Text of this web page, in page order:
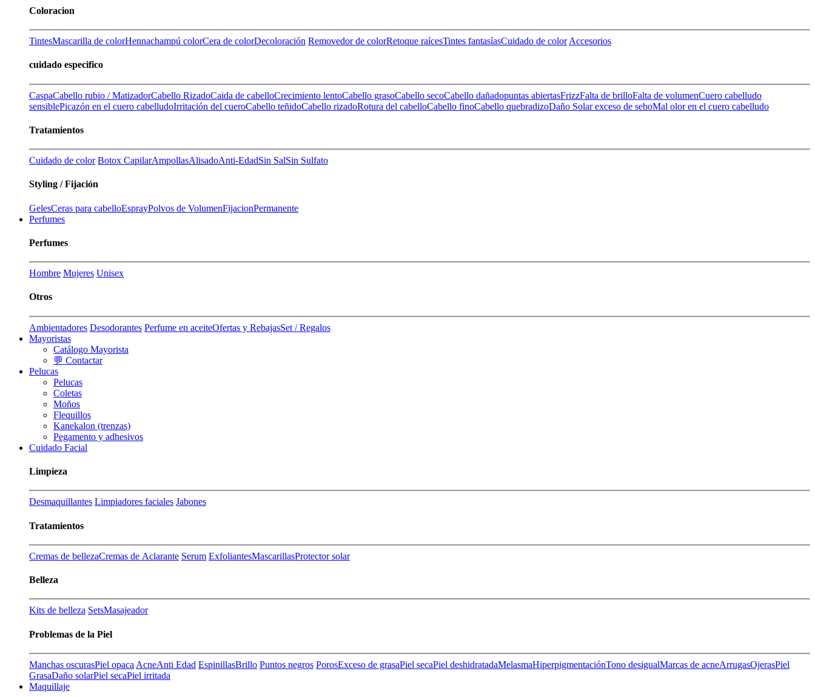
Coloracion
TintesMascarilla de colorHennachampú colorCera de colorDecoloración Removedor de colorRetoque raícesTintes fantasíasCuidado de color Accesorios
cuidado especifico
CaspaCabello rubio / MatizadorCabello RizadoCaida de cabelloCrecimiento lentoCabello grasoCabello secoCabello dañadopuntas abiertasFrizzFalta de brilloFalta de volumenCuero cabelludo
sensiblePicazón en el cuero cabelludoIrritación del cueroCabello teñidoCabello rizadoRotura del cabelloCabello finoCabello quebradizoDaño Solarexceso de seboMal olor en el cuero cabelludo
Tratamientos
Cuidado de color Botox CapilarAmpollasAlisadoAnti-EdadSin SalSin Sulfato
Styling / Fijación
GelesCeras para cabelloEsprayPolvos de VolumenFijacionPermanente
Perfumes
Perfumes
Hombre Mujeres Unisex
Otros
Ambientadores Desodorantes Perfume en aceiteOfertas y RebajasSet / Regalos
Mayoristas
Catálogo Mayorista
💬 Contactar
Pelucas
Pelucas
Coletas
Moños
Flequillos
Kanekalon (trenzas)
Pegamento y adhesivos
Cuidado Facial
Limpieza
Desmaquillantes Limpiadores faciales Jabones
Tratamientos
Cremas de bellezaCremas de Aclarante Serum ExfoliantesMascarillasProtector solar
Belleza
Kits de belleza SetsMasajeador
Problemas de la Piel
Manchas oscurasPiel opaca AcneAnti Edad EspinillasBrillo Puntos negros PorosExceso de grasaPiel secaPiel deshidratadaMelasmaHiperpigmentaciónTono desigualMarcas de acneArrugasOjerasPiel
GrasaDaño solarPiel secaPiel irritada
Maquillaje